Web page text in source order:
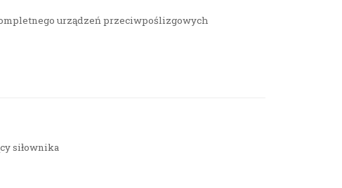
urządzeń przeciwpoślizgowych
siłownika